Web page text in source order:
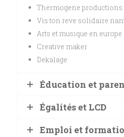
Thermogene productions
Vis ton reve solidaire
Arts et musique en europe
Creative maker
Dekalage
Éducation et
Égalités et LCD
Emploi et